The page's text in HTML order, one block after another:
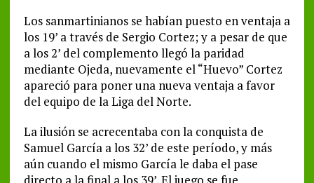
Los sanmartinianos se habían puesto en ventaja a
los 19’ a través de Sergio Cortez; y a pesar de que
a los 2’ del complemento llegó la paridad
mediante Ojeda, nuevamente el “Huevo” Cortez
apareció para poner una nueva ventaja a favor
del equipo de la Liga del Norte.
La ilusión se acrecentaba con la conquista de
Samuel García a los 32’ de este período, y más
aún cuando el mismo García le daba el pase